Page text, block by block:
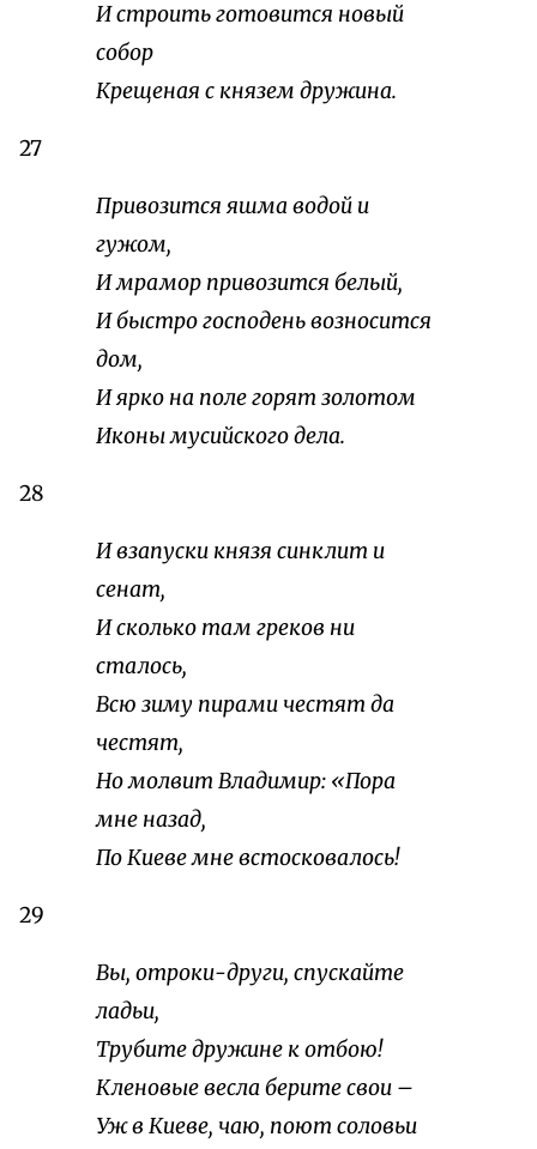
И строить готовится новый
собор
Крещеная с князем дружина.
27
Привозится яшма водой и
гужом,
И мрамор привозится белый,
И быстро господень возносится
дом,
И ярко на поле горят золотом
Иконы мусийского дела.
28
И взапуски князя синклит и
сенат,
И сколько там греков ни
сталось,
Всю зиму пирами честят да
честят,
Но молвит Владимир: «Пора
мне назад,
По Киеве мне встосковалось!
29
Вы, отроки-други, спускайте
ладьи,
Трубите дружине к отбою!
Кленовые весла берите свои –
Уж в Киеве, чаю, поют соловьи